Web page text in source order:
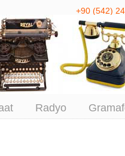
Antika Alım
+90 (542)
Radyo